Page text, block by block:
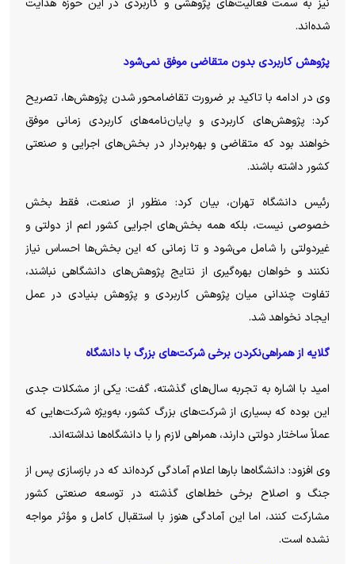
نیز به سمت فعالیت‌های پژوهشی و کاربردی در این حوزه هدایت
شده‌اند.
پژوهش کاربردی بدون متقاضی موفق نمی‌شود
وی در ادامه با تاکید بر ضرورت تقاضامحور شدن پژوهش‌ها، تصریح
کرد: پژوهش‌های کاربردی و پایان‌نامه‌های کاربردی زمانی موفق
خواهند بود که متقاضی و بهره‌بردار در بخش‌های اجرایی و صنعتی
کشور داشته باشند.
رئیس دانشگاه تهران، بیان کرد: منظور از صنعت، فقط بخش
خصوصی نیست، بلکه همه بخش‌های اجرایی کشور اعم از دولتی و
غیردولتی را شامل می‌شود و تا زمانی که این بخش‌ها احساس نیاز
نکنند و خواهان بهره‌گیری از نتایج پژوهش‌های دانشگاهی نباشند،
تفاوت چندانی میان پژوهش کاربردی و پژوهش بنیادی در عمل
ایجاد نخواهد شد.
گلایه از همراهی‌نکردن برخی شرکت‌های بزرگ با دانشگاه
امید با اشاره به تجربه سال‌های گذشته، گفت: یکی از مشکلات جدی
این بوده که بسیاری از شرکت‌های بزرگ کشور، به‌ویژه شرکت‌هایی که
عملاً ساختار دولتی دارند، همراهی لازم را با دانشگاه‌ها نداشته‌اند.
وی افزود: دانشگاه‌ها بار‌ها اعلام آمادگی کرده‌اند که در بازسازی پس از
جنگ و اصلاح برخی خطا‌های گذشته در توسعه صنعتی کشور
مشارکت کنند، اما این آمادگی هنوز با استقبال کامل و مؤثر مواجه
نشده است.